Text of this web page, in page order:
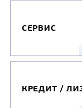
СЕРВИС
КРЕДИТ /